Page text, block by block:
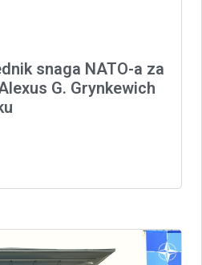
snaga NATO-a za
G. Grynkewich